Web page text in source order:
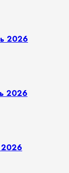
2026
2026
2026